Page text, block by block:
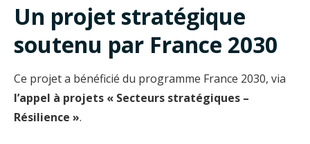
Un projet stratégique
soutenu par France 2030
Ce projet a bénéficié du programme France 2030, via
l’appel à projets « Secteurs stratégiques –
Résilience ».